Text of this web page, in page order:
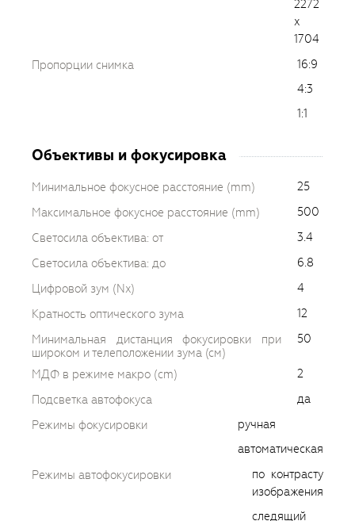
2272
x
1704
Пропорции снимка
16:9
4:3
1:1
Объективы и фокусировка
Минимальное фокусное расстояние (mm)
25
Максимальное фокусное расстояние (mm)
500
Светосила объектива: от
3.4
Светосила объектива: до
6.8
Цифровой зум (Nx)
4
Кратность оптического зума
12
Минимальная дистанция фокусировки при
широком и телеположении зума (см)
50
МДФ в режиме макро (cm)
2
Подсветка автофокуса
да
Режимы фокусировки
ручная
автоматическая
Режимы автофокусировки
по контрасту
изображения
следящий